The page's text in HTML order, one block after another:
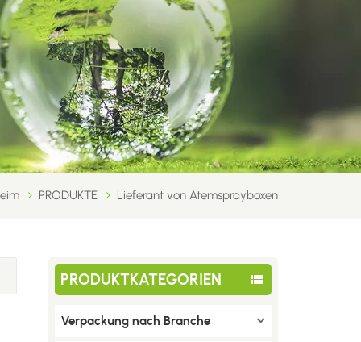
PRODUKTE Lieferant von Atemsprayboxen
PRODUKTKATEGORIEN
Verpackung nach Branche